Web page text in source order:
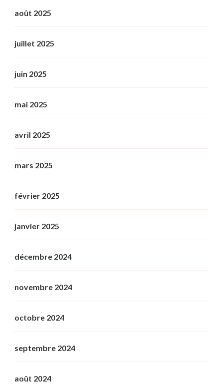
août 2025
juillet 2025
juin 2025
mai 2025
avril 2025
mars 2025
février 2025
janvier 2025
décembre 2024
novembre 2024
octobre 2024
septembre 2024
août 2024